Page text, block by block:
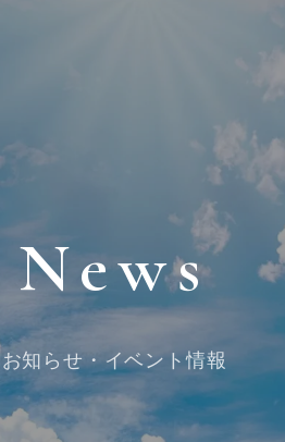
News
お知らせ・イベント情報